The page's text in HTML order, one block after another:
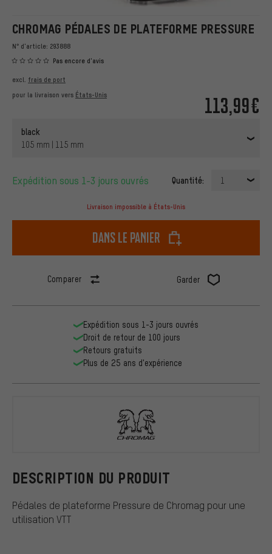
CHROMAG PÉDALES DE PLATEFORME PRESSURE
N° d'article: 293888
Pas encore d'avis
113,99€
excl. frais de port
pour la livraison vers États-Unis
black
105 mm | 115 mm
Expédition sous 1-3 jours ouvrés Quantité: 1
Livraison impossible à États-Unis
dans le panier
Comparer Garder
DESCRIPTION DU PRODUIT
Pédales de plateforme Pressure de Chromag pour une
utilisation VTT
Expédition sous 1-3 jours ouvrés
Droit de retour de 100 jours
Retours gratuits
Plus de 25 ans d'expérience